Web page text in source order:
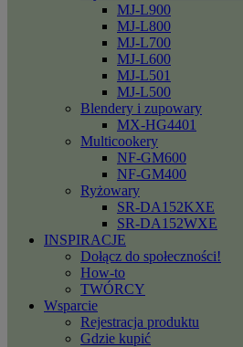
MJ-L900
MJ-L800
MJ-L700
MJ-L600
MJ-L501
MJ-L500
Blendery i zupowary
MX-HG4401
Multicookery
NF-GM600
NF-GM400
Ryżowary
SR-DA152KXE
SR-DA152WXE
INSPIRACJE
Dołącz do społeczności!
How-to
TWÓRCY
Wsparcie
Rejestracja produktu
Gdzie kupić